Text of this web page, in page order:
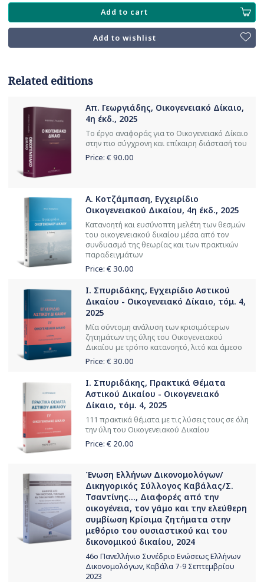
Add to cart
Add to wishlist
Related editions
Απ. Γεωργιάδης, Οικογενειακό Δίκαιο,
4η έκδ., 2025
Το έργο αναφοράς για το Οικογενειακό Δίκαιο
στην πιο σύγχρονη και επίκαιρη διάστασή του
Price: € 90.00
Α. Κοτζάμπαση, Εγχειρίδιο
Οικογενειακού Δικαίου, 4η έκδ., 2025
Κατανοητή και ευσύνοπτη μελέτη των θεσμών
του οικογενειακού δικαίου μέσα από τον
συνδυασμό της θεωρίας και των πρακτικών
παραδειγμάτων
Price: € 30.00
Ι. Σπυριδάκης, Εγχειρίδιο Αστικού
Δικαίου - Οικογενειακό Δίκαιο, τόμ. 4,
2025
Μία σύντομη ανάλυση των κρισιμότερων
ζητημάτων της ύλης του Οικογενειακού
Δικαίου με τρόπο κατανοητό, λιτό και άμεσο
Price: € 30.00
Ι. Σπυριδάκης, Πρακτικά Θέματα
Αστικού Δικαίου - Οικογενειακό
Δίκαιο, τόμ. 4, 2025
111 πρακτικά θέματα με τις λύσεις τους σε όλη
την ύλη του Οικογενειακού Δικαίου
Price: € 20.00
Ένωση Ελλήνων Δικονομολόγων/
Δικηγορικός Σύλλογος Καβάλας/Σ.
Τσαντίνης..., Διαφορές από την
οικογένεια, τον γάμο και την ελεύθερη
συμβίωση Κρίσιμα ζητήματα στην
μεθόριο του ουσιαστικού και του
δικονομικού δικαίου, 2024
46ο Πανελλήνιο Συνέδριο Ενώσεως Ελλήνων
Δικονομολόγων, Καβάλα 7-9 Σεπτεμβρίου
2023